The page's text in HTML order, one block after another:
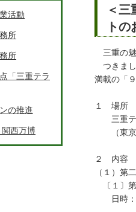
＜
ト
三重の魅
つきまし
満載の「
１ 場所
三重テ
（東京
２ 内容
（１）第
〔１〕第
日時：
活動
所
所
「三重テラ
の推進
西万博